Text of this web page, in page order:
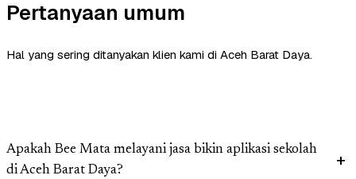
Pertanyaan umum
Hal yang sering ditanyakan klien kami di Aceh Barat Daya.
Apakah Bee Mata melayani jasa bikin aplikasi sekolah
di Aceh Barat Daya?